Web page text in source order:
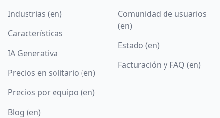
Industrias (en)
Características
IA Generativa
Precios en solitario (en)
Precios por equipo (en)
Blog (en)
Comunidad de usuarios
(en)
Estado (en)
Facturación y FAQ (en)